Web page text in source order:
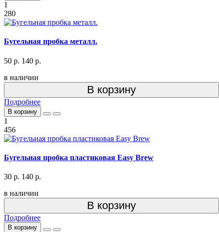
1
280
Бугельная пробка металл.
50 р. 140 р.
в наличии
В корзину
Подробнее
В корзину
1
456
Бугельная пробка пластиковая Easy Brew
30 р. 140 р.
в наличии
В корзину
Подробнее
В корзину